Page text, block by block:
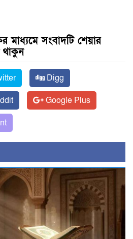
মাধ্যমে সংবাদটি শেয়ার
Digg
Google Plus